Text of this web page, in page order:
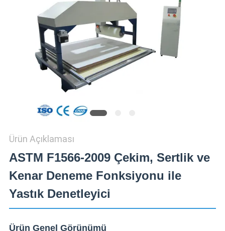
SITEMAP
PRIVACY
POLICY
Ürün Açıklaması
ASTM F1566-2009 Çekim, Sertlik ve
Kenar Deneme Fonksiyonu ile
Yastık Denetleyici
Ürün Genel Görünümü